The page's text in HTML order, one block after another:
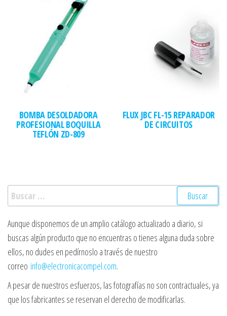
BOMBA DESOLDADORA
PROFESIONAL BOQUILLA
TEFLÓN ZD-809
FLUX JBC FL-15 REPARADOR
DE CIRCUITOS
Buscar:
Aunque disponemos de un amplio catálogo actualizado a diario, si
buscas algún producto que no encuentras o tienes alguna duda sobre
ellos, no dudes en pedírnoslo a través de nuestro
correo info@electronicacompel.com.
A pesar de nuestros esfuerzos, las fotografías no son contractuales, ya
que los fabricantes se reservan el derecho de modificarlas.